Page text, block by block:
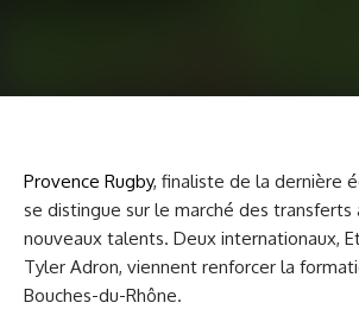
Provence Rugby, finaliste de la dernière
se distingue sur le marché des transferts
nouveaux talents. Deux internationaux,
Tyler Adron, viennent renforcer la
Bouches-du-Rhône.